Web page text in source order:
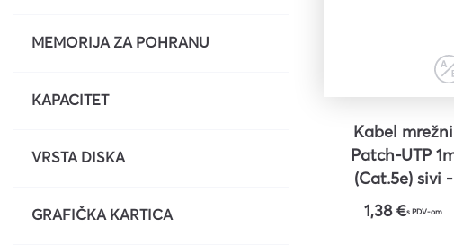
Flomasteri, markeri i signiri
MEMORIJA ZA POHRANU
KAPACITET
VRSTA DISKA
GRAFIČKA KARTICA
Kabel mrežni
Patch-UTP 1m
(Cat.5e) sivi -
ROLINE value
1,38 €s PDV-om